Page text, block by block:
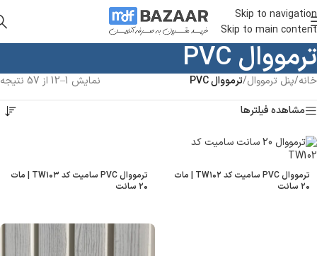
Skip to navigation
Skip to main content
ترمووال PVC
خانه/پنل ترمووال/ترمووال PVC
نمایش 1–12 از 57 نتیجه
مشاهده فیلترها
ترمووال PVC سامیت کد TW۱۰۲ | مات
۲۰ سانت
ترمووال PVC سامیت کد TW۱۰۳ | مات
۲۰ سانت